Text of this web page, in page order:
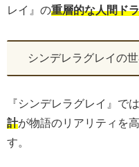
レイ』の重層的な人間ド
シンデレラグレイの
『シンデレラグレイ』で
計が物語のリアリティを
す。